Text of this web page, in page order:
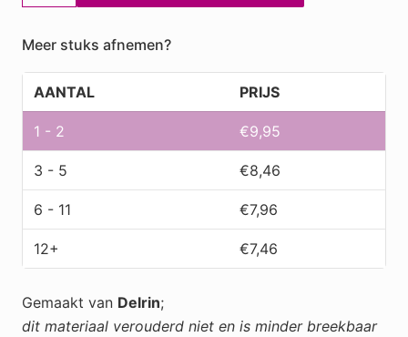
Black
215
mm
8,5"
Meer stuks afnemen?
AANTAL PRIJS
1 - 2 €9,95
3 - 5 €8,46
6 - 11 €7,96
12+ €7,46
Gemaakt van Delrin;
dit materiaal verouderd niet en is minder breekbaar